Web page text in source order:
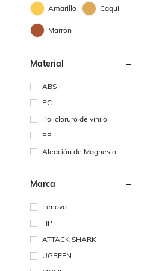
Amarillo Caqui
Marrón
Material
ABS
PC
Policloruro de vinilo
PP
Aleación de Magnesio
Marca
Lenovo
HP
ATTACK SHARK
UGREEN